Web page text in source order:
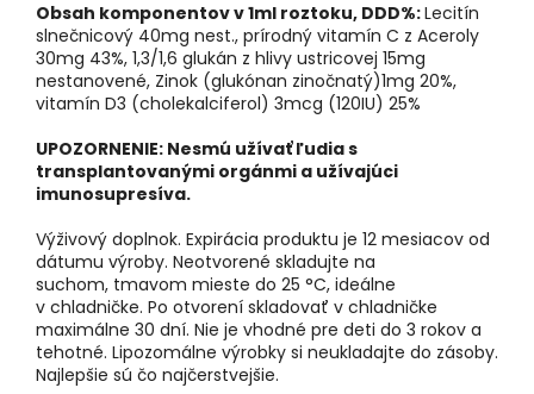
Obsah komponentov v 1ml roztoku, DDD%:Lecitín
slnečnicový 40mg nest., prírodný vitamín C z Aceroly
30mg 43%, 1,3/1,6 glukán z hlivy ustricovej 15mg
nestanovené, Zinok (glukónan zinočnatý)1mg 20%,
vitamín D3 (cholekalciferol) 3mcg (120IU) 25%
UPOZORNENIE: Nesmú užívať ľudia s
transplantovanými orgánmi a užívajúci
imunosupresíva.
Výživový doplnok. Expirácia produktu je 12 mesiacov od
dátumu výroby. Neotvorené skladujte na
suchom, tmavom mieste do 25 °C, ideálne
v chladničke. Po otvorení skladovať v chladničke
maximálne 30 dní. Nie je vhodné pre deti do 3 rokov a
tehotné. Lipozomálne výrobky si neukladajte do zásoby.
Najlepšie sú čo najčerstvejšie.